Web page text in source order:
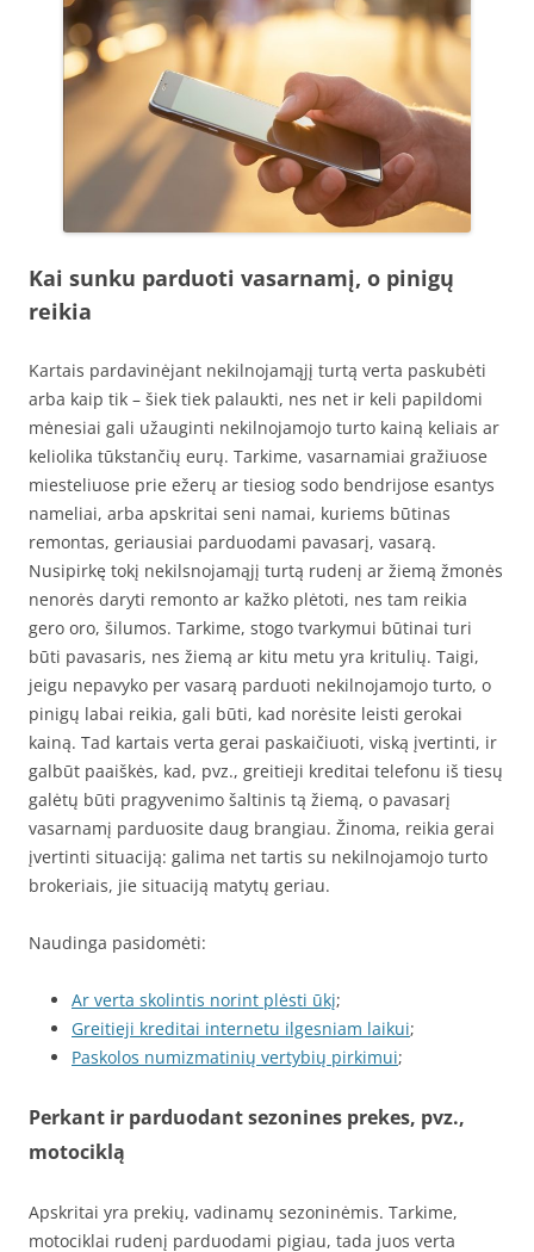
Kai sunku parduoti vasarnamį, o pinigų
reikia
Kartais pardavinėjant nekilnojamąjį turtą verta paskubėti
arba kaip tik – šiek tiek palaukti, nes net ir keli papildomi
mėnesiai gali užauginti nekilnojamojo turto kainą keliais ar
keliolika tūkstančių eurų. Tarkime, vasarnamiai gražiuose
miesteliuose prie ežerų ar tiesiog sodo bendrijose esantys
nameliai, arba apskritai seni namai, kuriems būtinas
remontas, geriausiai parduodami pavasarį, vasarą.
Nusipirkę tokį nekilsnojamąjį turtą rudenį ar žiemą žmonės
nenorės daryti remonto ar kažko plėtoti, nes tam reikia
gero oro, šilumos. Tarkime, stogo tvarkymui būtinai turi
būti pavasaris, nes žiemą ar kitu metu yra kritulių. Taigi,
jeigu nepavyko per vasarą parduoti nekilnojamojo turto, o
pinigų labai reikia, gali būti, kad norėsite leisti gerokai
kainą. Tad kartais verta gerai paskaičiuoti, viską įvertinti, ir
galbūt paaiškės, kad, pvz., greitieji kreditai telefonu iš tiesų
galėtų būti pragyvenimo šaltinis tą žiemą, o pavasarį
vasarnamį parduosite daug brangiau. Žinoma, reikia gerai
įvertinti situaciją: galima net tartis su nekilnojamojo turto
brokeriais, jie situaciją matytų geriau.
Naudinga pasidomėti:
Ar verta skolintis norint plėsti ūkį;
Greitieji kreditai internetu ilgesniam laikui;
Paskolos numizmatinių vertybių pirkimui;
Perkant ir parduodant sezonines prekes, pvz.,
motociklą
Apskritai yra prekių, vadinamų sezoninėmis. Tarkime,
motociklai rudenį parduodami pigiau, tada juos verta